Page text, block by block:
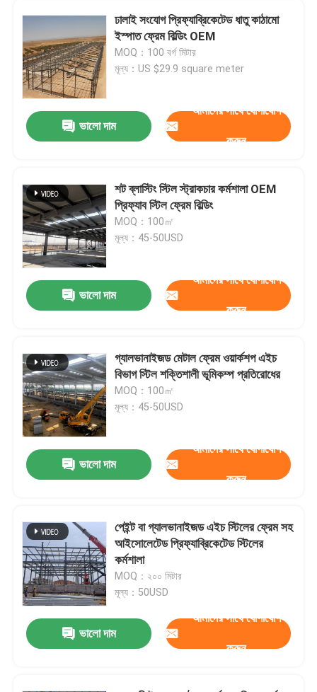
আমাদের সম্বন্ধে
কারখানা পরিদর্শন
গুণমান নিয়ন্ত্রণ
আমাদের সাথে যোগাযোগ
খবর
মামলা
ইস্পাত কাঠামো গুদাম
স্টিল স্ট্রাকচার ওয়ার্কশপ
ইস্পাত স্ট্রাকচার বিল্ডিং
গবাদি পশু ফার্ম হাউস
ইস্পাত ফ্রেম অফিস বিল্ডিং
কাঠামোগত ইস্পাত হ্যাঙ্গার
ঢালাই সংযোগ প্রিফ্যাব্রিকেটেড ধাতু কাঠামো
ইস্পাত ফ্রেম বিল্ডিং OEM
MOQ：100 বর্গ মিটার
মূল্য：US $29.9 square meter
ভালো দাম
আমাদের সাথে যোগাযোগ
করুন
শট ব্লাস্টিং স্টিল স্ট্রাকচার কর্মশালা OEM
প্রিফ্যাব স্টিল ফ্রেম বিল্ডিং
MOQ：100㎡
মূল্য：45-50USD
ভালো দাম
আমাদের সাথে যোগাযোগ
করুন
গ্যালভানাইজড মেটাল ফ্রেম ওয়ার্কশপ এইচ
বিভাগ স্টিল শক্তিশালী ভূমিকম্প প্রতিরোধের
MOQ：100㎡
মূল্য：45-50USD
ভালো দাম
আমাদের সাথে যোগাযোগ
করুন
পেইন্ট বা গ্যালভানাইজড এইচ স্টিলের ফ্রেম সহ
আইসোলেটেড প্রিফ্যাব্রিকেটেড স্টিলের
কর্মশালা
MOQ：২০০ মিটার
মূল্য：50USD
ভালো দাম
আমাদের সাথে যোগাযোগ
করুন